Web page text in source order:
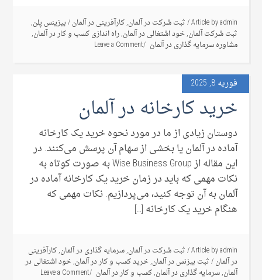
Article byadmin
/ثبت شرکت در آلمان,کارآفرینی در آلمان/بیزینس پلن,
ثبت شرکت آلمان,خود اشتغالی در آلمان,راه اندازی کسب و کار در آلمان,
مشاوره سرمایه گذاری در آلمان Leave a Comment
فوریه 8, 2025
خرید کارخانه در آلمان
دوستان زیادی از ما در مورد نحوه خرید یک کارخانه
آماده در آلمان یا بخشی از سهام آن پرسش می‌کنند. در
این مقاله از Wise Business Group به صورت کوتاه به
نکات مهمی که باید در زمان خرید یک کارخانه آماده در
آلمان به آن توجه کنید، می‌پردازیم. نکات مهمی که
هنگام خرید یک کارخانه […]
Article byadmin
/ثبت شرکت در آلمان,سرمایه گذاری در آلمان,کارآفرینی
در آلمان/ثبت بیزنس در آلمان,خرید کسب و کار در آلمان,خود اشتغالی در
آلمان,سرمایه گذاری در آلمان,کسب و کار در آلمان Leave a Comment